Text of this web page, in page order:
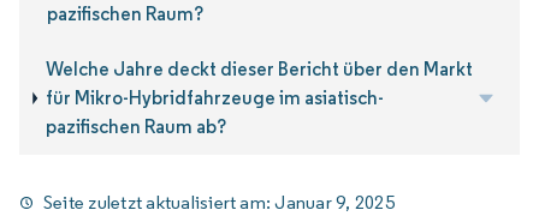
pazifischen Raum?
Welche Jahre deckt dieser Bericht über den Markt
für Mikro-Hybridfahrzeuge im asiatisch-
pazifischen Raum ab?
Seite zuletzt aktualisiert am:Januar 9, 2025